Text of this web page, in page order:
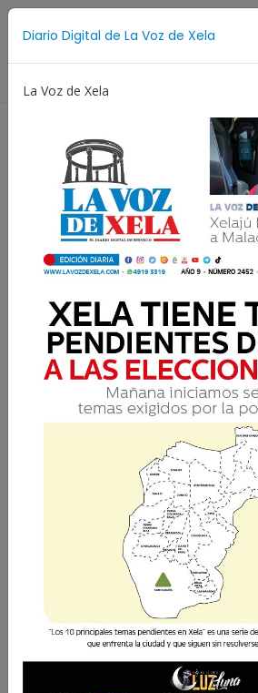
Diario Digital de La Voz de Xela
La Voz de Xela
Inician las
digitales de LA
Desde este sábado 28 de
semana, nuestra audiencia
restricciones a nuestra edición
podrá consultar, leer y
XELA el periódico de los
verse como galería, página por
edición completa en formato
SUSCRIPCIÓN GRATIS Además
plataformas digitales, la
enviada masivamente por
una base de datos de este
comunicación. Quienes